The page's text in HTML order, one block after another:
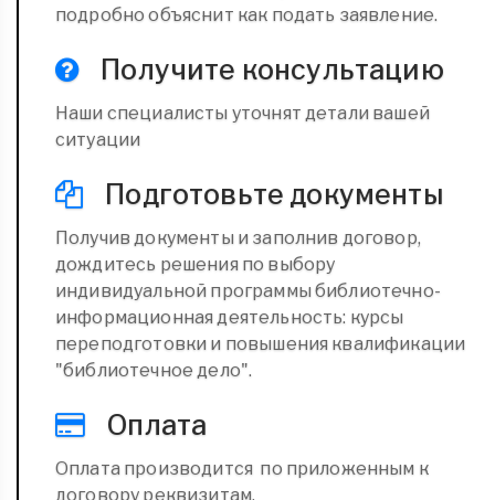
подробно объяснит как подать заявление.
Получите консультацию
Наши специалисты уточнят детали вашей
ситуации
Подготовьте документы
Получив документы и заполнив договор,
дождитесь решения по выбору
индивидуальной программы библиотечно-
информационная деятельность: курсы
переподготовки и повышения квалификации
"библиотечное дело".
Оплата
Оплата производится по приложенным к
договору реквизитам.